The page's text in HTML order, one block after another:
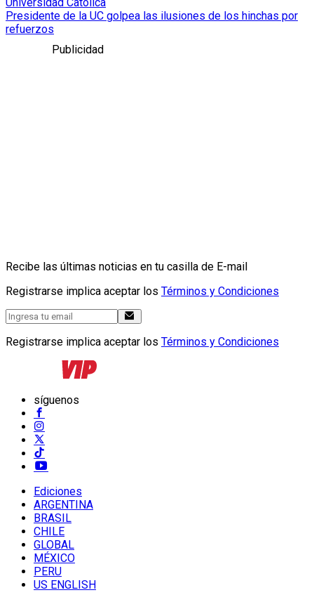
Universidad Católica
Presidente de la UC golpea las ilusiones de los hinchas por
refuerzos
Publicidad
Recibe las últimas noticias en tu casilla de E-mail
Registrarse implica aceptar los Términos y Condiciones
Registrarse implica aceptar los Términos y Condiciones
síguenos
Ediciones
ARGENTINA
BRASIL
CHILE
GLOBAL
MÉXICO
PERU
US ENGLISH